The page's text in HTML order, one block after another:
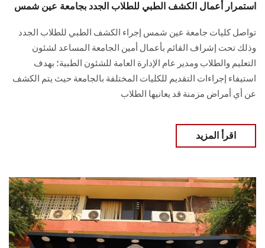
استمرار أعمال الكشف الطبي للطلاب الجدد بجامعة عين شمس
تواصل كليات جامعة عين شمس إجراء الكشف الطبي للطلاب الجدد
وذلك تحت إشراف القائم بأعمال أمين الجامعة المساعد لشئون
التعليم والطلاب ومدير عام الإدارة العامة للشئون الطبية؛ بهدف
استيفاء إجراءات التقديم للكليات المختلفة بالجامعة حيث يتم الكشف
عن أي أمراض مزمنة قد يعانيها الطلاب
اقرأ المزيد